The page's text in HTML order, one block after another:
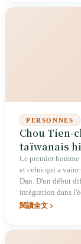
PERSONNES
Chou Tien-
taïwanais
Le premier
et celui qui a
Dan. D'un début
intégration dans
appendicite
閱讀全文